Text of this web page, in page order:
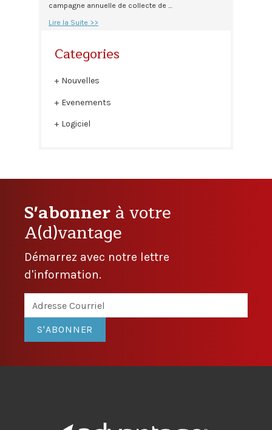
campagne annuelle de collecte de …
Lire la Suite >>
Categories
Nouvelles
Evenements
Logiciel
S'abonnerà votre
A(d)vantage
Démarrez avec notre lettre
d'information.
S'ABONNER